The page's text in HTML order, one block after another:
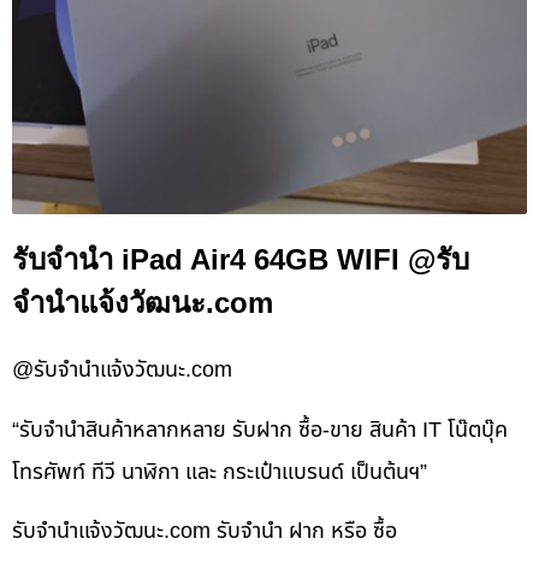
รับจำนำ iPad Air4 64GB WIFI @รับ
จำนำแจ้งวัฒนะ.com
@รับจำนำแจ้งวัฒนะ.com
“รับจำนำสินค้าหลากหลาย รับฝาก ซื้อ-ขาย สินค้า IT โน๊ตบุ๊ค
โทรศัพท์ ทีวี นาฬิกา และ กระเป๋าแบรนด์ เป็นต้นฯ”
รับจํานําแจ้งวัฒนะ.com รับจำนำ ฝาก หรือ ซื้อ